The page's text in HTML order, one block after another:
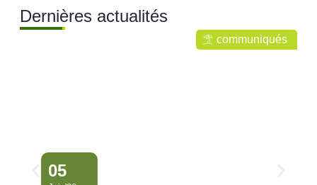
Dernières actualités
communiqués
05